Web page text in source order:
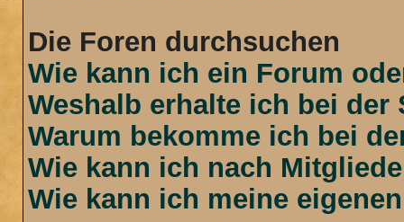
Die Foren durchsuchen
Wie kann ich ein Forum
Weshalb erhalte ich bei der
Warum bekomme ich bei
Wie kann ich nach
Wie kann ich meine